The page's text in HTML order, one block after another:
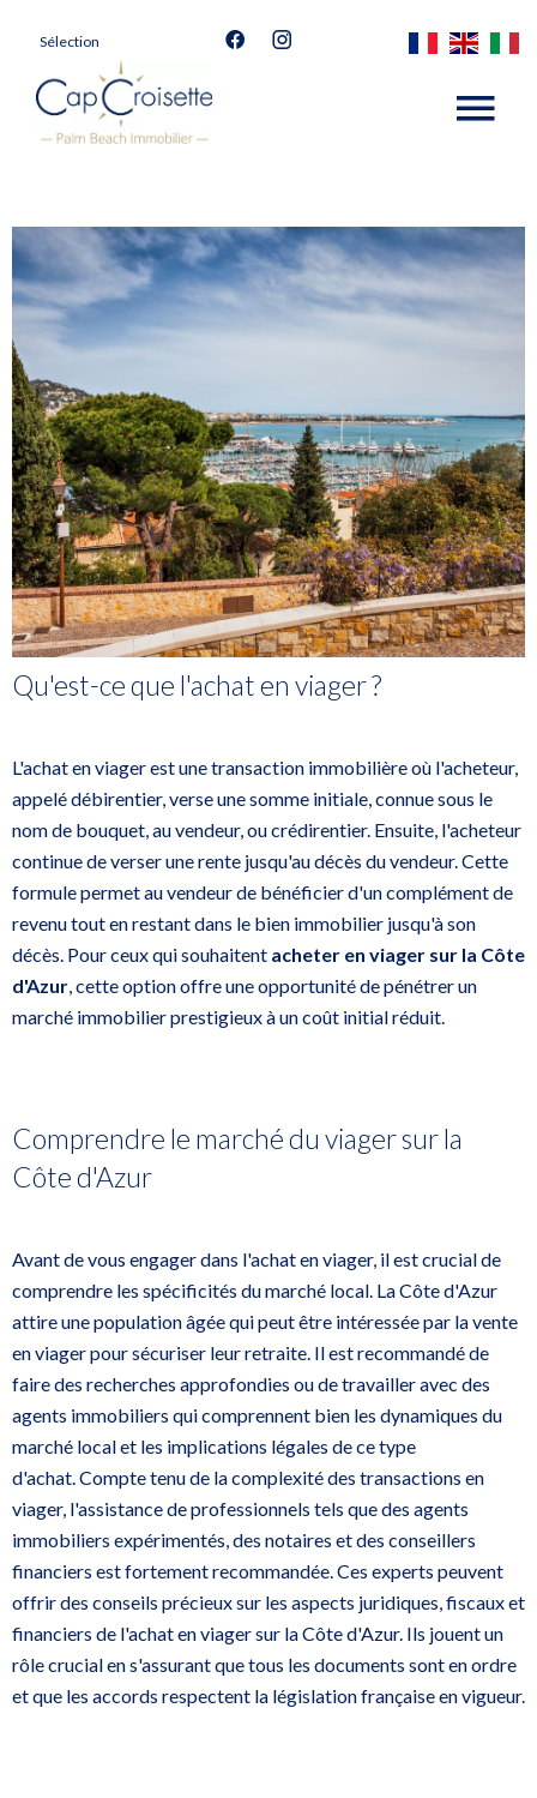
Sélection
Qu'est-ce que l'achat en viager ?
L'achat en viager est une transaction immobilière où l'acheteur,
appelé débirentier, verse une somme initiale, connue sous le
nom de bouquet, au vendeur, ou crédirentier. Ensuite, l'acheteur
continue de verser une rente jusqu'au décès du vendeur. Cette
formule permet au vendeur de bénéficier d'un complément de
revenu tout en restant dans le bien immobilier jusqu'à son
décès. Pour ceux qui souhaitent acheter en viager sur la Côte
d'Azur , cette option offre une opportunité de pénétrer un
marché immobilier prestigieux à un coût initial réduit.
Comprendre le marché du viager sur la
Côte d'Azur
Avant de vous engager dans l'achat en viager, il est crucial de
comprendre les spécificités du marché local. La Côte d'Azur
attire une population âgée qui peut être intéressée par la vente
en viager pour sécuriser leur retraite. Il est recommandé de
faire des recherches approfondies ou de travailler avec des
agents immobiliers qui comprennent bien les dynamiques du
marché local et les implications légales de ce type
d'achat. Compte tenu de la complexité des transactions en
viager, l'assistance de professionnels tels que des agents
immobiliers expérimentés, des notaires et des conseillers
financiers est fortement recommandée. Ces experts peuvent
offrir des conseils précieux sur les aspects juridiques, fiscaux et
financiers de l'achat en viager sur la Côte d'Azur. Ils jouent un
rôle crucial en s'assurant que tous les documents sont en ordre
et que les accords respectent la législation française en vigueur.